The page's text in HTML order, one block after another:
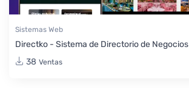
Sistemas Web
Directko - Sistema de Directorio de Negocios
38 Ventas